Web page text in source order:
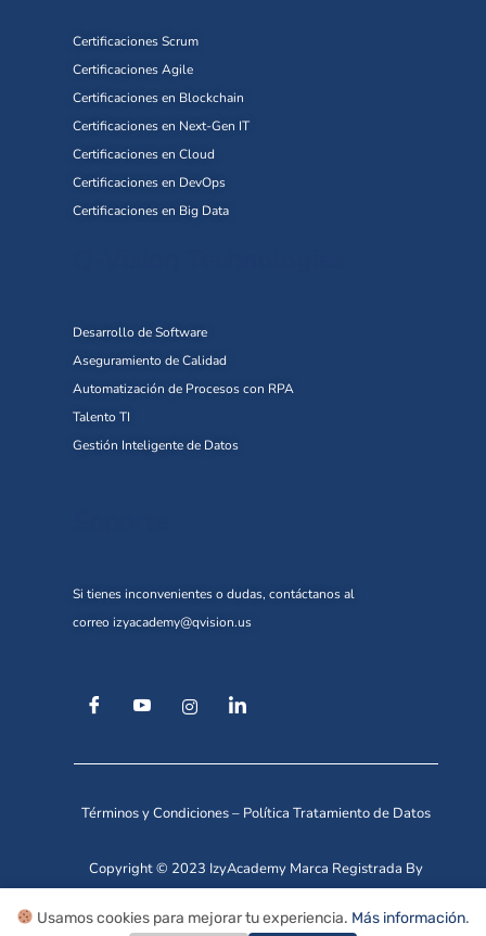
Certificaciones Scrum
Certificaciones Agile
Certificaciones en Blockchain
Certificaciones en Next-Gen IT
Certificaciones en Cloud
Certificaciones en DevOps
Certificaciones en Big Data
Desarrollo de Software
Aseguramiento de Calidad
Automatización de Procesos con RPA
Talento TI
Gestión Inteligente de Datos
Si tienes inconvenientes o dudas, contáctanos al
correo izyacademy@qvision.us
Términos y Condiciones– Política Tratamiento de Datos
Copyright © 2023 IzyAcademy Marca Registrada By
Usamos cookies para mejorar tu experiencia. Más información.